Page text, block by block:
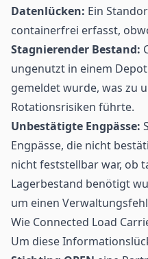
Datenlücken: Ein
containerfrei erfasst,
Stagnierender Bestand:
ungenutzt in einem
gemeldet wurde, was zu
Rotationsrisiken führte.
Unbestätigte Engpässe:
Engpässe, die nicht
nicht feststellbar war, ob
Lagerbestand benötigt
um einen
Wie Connected Load
Um diese